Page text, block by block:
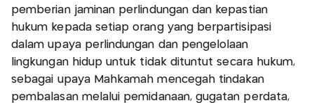
pemberian jaminan perlindungan dan kepastian
hukum kepada setiap orang yang berpartisipasi
dalam upaya perlindungan dan pengelolaan
lingkungan hidup untuk tidak dituntut secara hukum,
sebagai upaya Mahkamah mencegah tindakan
pembalasan melalui pemidanaan, gugatan perdata,